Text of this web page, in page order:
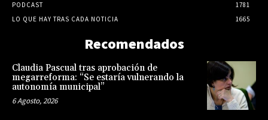
PODCAST
1781
LO QUE HAY TRAS CADA NOTICIA
1665
Recomendados
Claudia Pascual tras aprobación de
megarreforma: “Se estaría vulnerando la
autonomía municipal”
6 Agosto, 2026